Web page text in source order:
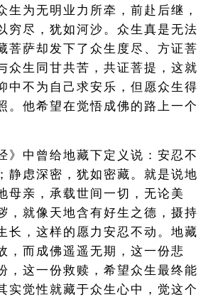
生为无明业力所牵，前赴后继，
穷尽，犹如河沙。众生真是无法
菩萨却发下了众生度尽、方证菩
众生同甘共苦，共证菩提，这就
中不为自己求安乐，但愿众生得
。他希望在觉悟成佛的路上一个
》中曾给地藏下定义说：安忍不
静虑深密，犹如密藏。就是说地
母亲，承载世间一切，无论美
，就像天地含有好生之德，摄持
长，这样的愿力安忍不动。地藏
，而成佛遥遥无期，这一份悲
，这一份救赎，希望众生最终能
实觉性就藏于众生心中，觉这个